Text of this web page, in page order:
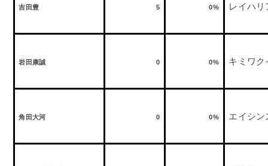
吉田豊 5 0% レイハリ
岩田康誠 0 0% キミワク
角田大河 0 0% エイシン